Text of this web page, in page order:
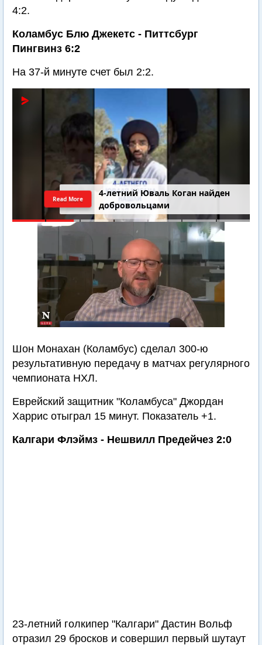
4:2.
Коламбус Блю Джекетс - Питтсбург
Пингвинз 6:2
На 37-й минуте счет был 2:2.
4-летний Юваль Коган найден
добровольцами
Read More
Шон Монахан (Коламбус) сделал 300-ю
результативную передачу в матчах регулярного
чемпионата НХЛ.
Еврейский защитник "Коламбуса" Джордан
Харрис отыграл 15 минут. Показатель +1.
Калгари Флэймз - Нешвилл Предейчез 2:0
23-летний голкипер "Калгари" Дастин Вольф
отразил 29 бросков и совершил первый шутаут